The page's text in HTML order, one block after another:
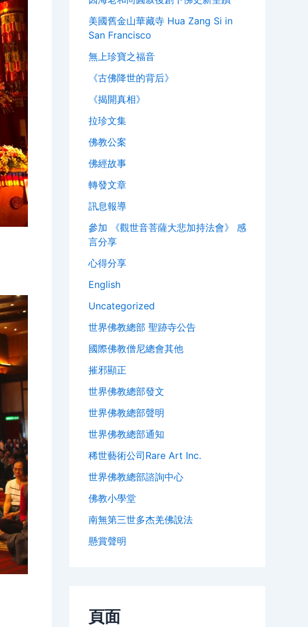
美國舊金山華藏寺 Hua Zang Si in
San Francisco
無上珍寶之福音
《古佛降世的背后》
《揭開真相》
拉珍文集
佛教公案
佛經故事
轉發文章
訊息報導
參加 《觀世音菩薩大悲加持法會》 感
言分享
心得分享
English
Uncategorized
世界佛教總部 聖跡寺公告
國際佛教僧尼總會其他
摧邪顯正
世界佛教總部發文
世界佛教總部聲明
世界佛教總部通知
稀世藝術公司Rare Art Inc.
世界佛教總部諮詢中心
佛教小學堂
南無第三世多杰羌佛說法
懸賞聲明
頁面